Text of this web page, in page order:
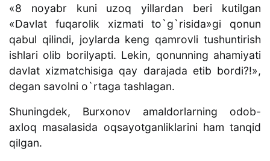
«8 noyabr kuni uzoq yillardan beri kutilgan
«Davlat fuqarolik xizmati to`g`risida»gi qonun
qabul qilindi, joylarda keng qamrovli tushuntirish
ishlari olib borilyapti. Lekin, qonunning ahamiyati
davlat xizmatchisiga qay darajada etib bordi?!»,
degan savolni o`rtaga tashlagan.
Shuningdek, Burxonov amaldorlarning odob-
axloq masalasida oqsayotganliklarini ham tanqid
qilgan.